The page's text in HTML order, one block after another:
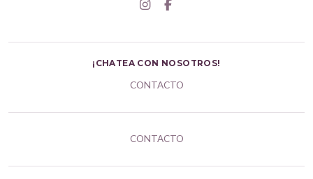
¡CHATEA CON NOSOTROS!
CONTACTO
CONTACTO